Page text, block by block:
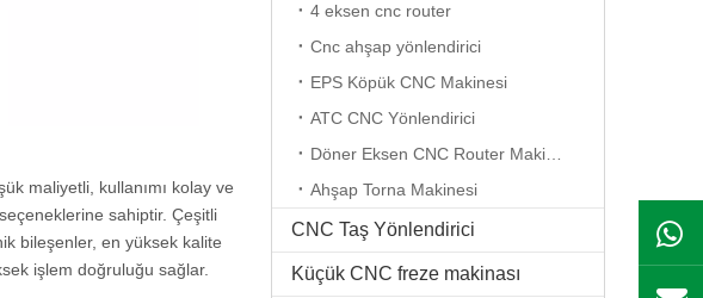
maliyetli, kullanımı kolay ve
sahiptir. Çeşitli
bileşenler, en yüksek kalite
işlem doğruluğu sağlar.
4 eksen cnc router
Cnc ahşap yönlendirici
EPS Köpük CNC Makinesi
ATC CNC Yönlendirici
Ahşap Torna Makinesi
CNC Taş Yönlendirici
Küçük CNC freze makinası